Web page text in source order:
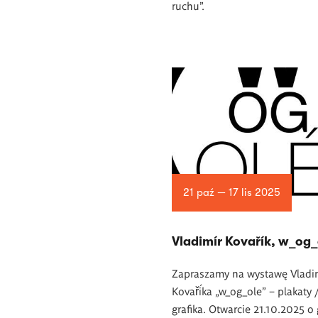
ruchu”.
21 paź — 17 lis 2025
Vladimír Kovařík,
Zapraszamy na wystawę
Kovaříka „w_og_ole” – plakaty
grafika. Otwarcie 21.10.2025 o